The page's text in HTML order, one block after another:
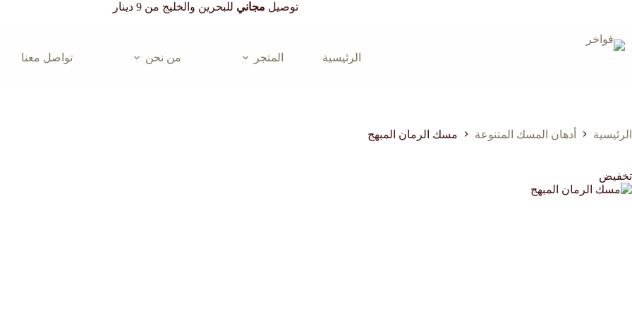
المحتوى
توصيل مجاني للبحرين والخليج من 9 دينار
الرئيسية المتجر من نحن تواصل معنا
الرئيسية أدهان المسك المتنوعة مسك الرمان المبهج
تخفيض